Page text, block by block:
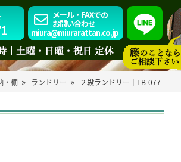
メール・FAXでの
お問い合わせ
miura@miurarattan.co.jp
・棚 » ランドリー » ２段ランドリー｜LB-077